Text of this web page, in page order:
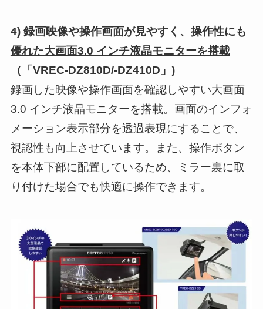
4) 録画映像や操作画面が見やすく、操作性にも
優れた大画面3.0 インチ液晶モニターを搭載
（「VREC-DZ810D/-DZ410D」)
録画した映像や操作画面を確認しやすい大画面
3.0 インチ液晶モニターを搭載。画面のインフォ
メーション表示部分を透過表現にすることで、
視認性も向上させています。また、操作ボタン
を本体下部に配置しているため、ミラー裏に取
り付けた場合でも快適に操作できます。